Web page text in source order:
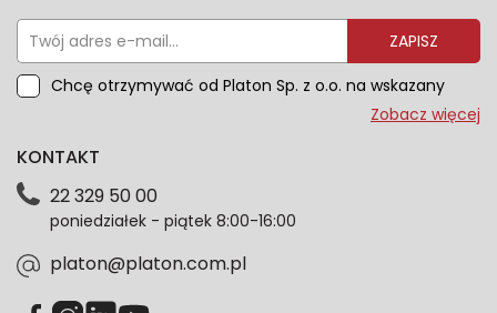
ZAPISZ
Chcę otrzymywać od Platon Sp. z o.o. na wskazany
przeze mnie adres e-mail informacje marketingowe
dotyczące danych osobowych znajdziesz w naszej
każdym czasie. Wycofanie zgody nie wpłynie na
zgodność z prawem przetwarzania dokonanego przed
Zobacz więcej
KONTAKT
22 329 50 00
poniedziałek - piątek 8:00-16:00
platon@platon.com.pl